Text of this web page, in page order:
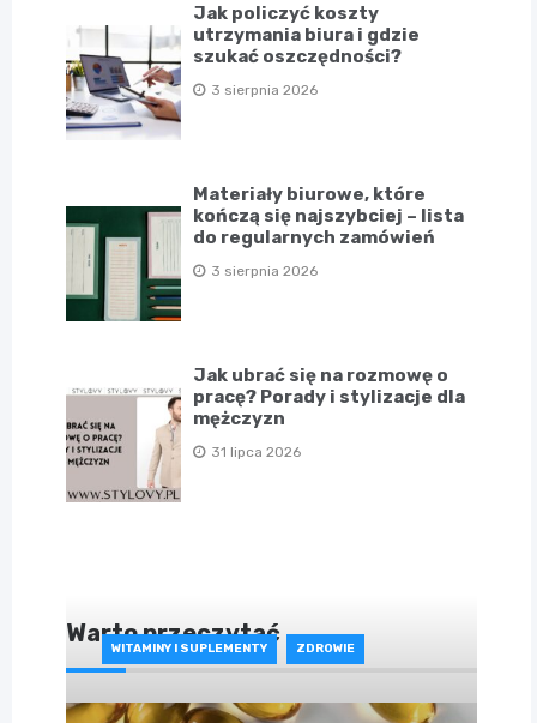
Jak policzyć koszty
utrzymania biura i gdzie
szukać oszczędności?
3 sierpnia 2026
Materiały biurowe, które
kończą się najszybciej – lista
do regularnych zamówień
3 sierpnia 2026
Jak ubrać się na rozmowę o
pracę? Porady i stylizacje dla
mężczyzn
31 lipca 2026
Warto przeczytać
WITAMINY I SUPLEMENTY ZDROWIE